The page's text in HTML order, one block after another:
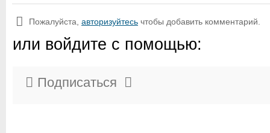
Пожалуйста, авторизуйтесь чтобы добавить комментарий.
или войдите с помощью:
Подписаться